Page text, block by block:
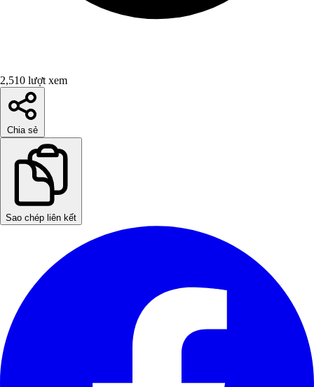
2,510 lượt xem
Chia sẻ
Sao chép liên kết